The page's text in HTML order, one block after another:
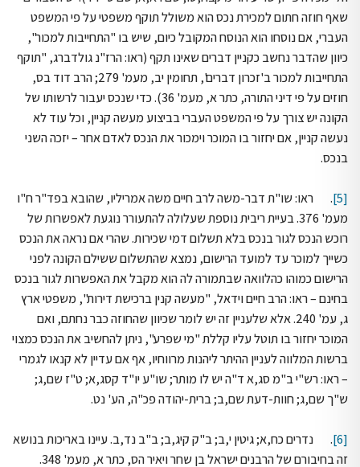
שאף חוזה חתום למכירת נכס הוא משולל תוקף משפטי על פי המשפט
העברי, אם נוסחו הוא הנוסח המקובל כיום, שיש בו "התחייבות למכור",
כיוון שהדבר נחשב כקניין דברים שאינו תקף (ראו: הרז"נ גולדברג, "תוקף
התחייבות למכור ב'זכרון דברים', תחומין יב, מעמ' 279; הרב דוד בס,
חוזים על פי דיני התורה, כתר א, מעמ' 36). כדי שנכס יעבור לרשותו של
הקונה יש צורך על פי המשפט העברי בביצוע מעשה קניין, וכל עוד לא
נעשה קניין, אם יחזור בו המוכר וימכור את הנכס לאדם אחר – יזכה השני
בנכס.
[5]
. ראו: שו"ת דבר-משה לרב חיים משה אמריליו, שהובא בפד"ר ח"ו
מעמ' 376. בעיית ריבית נוספת שעלולה להתעורר נוגעת לאפשרות של
רוכש הנכס לגור בנכס בלא תשלום דמי שכירות. שהרי אם נראה את הנכס
כשייך למוכר עד למועד הרישום, נמצא שהתשלום ששילם הקונה לפני
הרישום כמוהו כהלוואה שבתמורה לה הוא מקבל את האפשרות לגור בנכס
בחינם – ראו: הרב חיים וידאל, "מעשה קנין ברכישת דירות", משפטי ארץ
ג, עמ' 240. אלא שלעניין זה יש לומר שכיוון שהחוזה כבר נחתם, ואם
המוכר יחזור בו תוטל עליו קללת "מי שפרע", ניתן להחשיב את הנכס כמצוי
ברשות המלווה לעניין ההיתר ליהנות מרווחיו, אף אם עדיין לא קנאו לגמרי
– ראו: רש"י ב"מ סג,א ד"ה יש לו מותר; שו"ע יו"ד קסג,א; ט"ז שם,ג;
ש"ך שם,ג; חוות-דעת שם,ב; ברית-יהודה פכ"ה, הע' נט.
[6]
. נדרים כח,א; גיטין י,ב; ב"ק קיג,ב; ב"ב נד,ב. עיינו באריכות בנושא
זה בחיבורם של הרבנים ישראל בן שחר ויאיר הס, כתר א, מעמ' 348.